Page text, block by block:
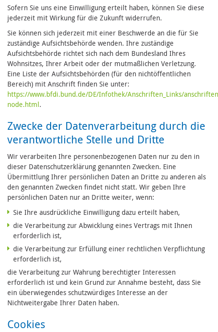
Sofern Sie uns eine Einwilligung erteilt haben, können Sie diese
jederzeit mit Wirkung für die Zukunft widerrufen.
Sie können sich jederzeit mit einer Beschwerde an die für Sie
zuständige Aufsichtsbehörde wenden. Ihre zuständige
Aufsichtsbehörde richtet sich nach dem Bundesland Ihres
Wohnsitzes, Ihrer Arbeit oder der mutmaßlichen Verletzung.
Eine Liste der Aufsichtsbehörden (für den nichtöffentlichen
Bereich) mit Anschrift finden Sie unter:
https://www.bfdi.bund.de/DE/Infothek/Anschriften_Links/
node.html.
Zwecke der Datenverarbeitung durch die
verantwortliche Stelle und Dritte
Wir verarbeiten Ihre personenbezogenen Daten nur zu den in
dieser Datenschutzerklärung genannten Zwecken. Eine
Übermittlung Ihrer persönlichen Daten an Dritte zu anderen als
den genannten Zwecken findet nicht statt. Wir geben Ihre
persönlichen Daten nur an Dritte weiter, wenn:
Sie Ihre ausdrückliche Einwilligung dazu erteilt haben,
die Verarbeitung zur Abwicklung eines Vertrags mit Ihnen
erforderlich ist,
die Verarbeitung zur Erfüllung einer rechtlichen Verpflichtung
erforderlich ist,
die Verarbeitung zur Wahrung berechtigter Interessen
erforderlich ist und kein Grund zur Annahme besteht, dass Sie
ein überwiegendes schutzwürdiges Interesse an der
Nichtweitergabe Ihrer Daten haben.
Cookies